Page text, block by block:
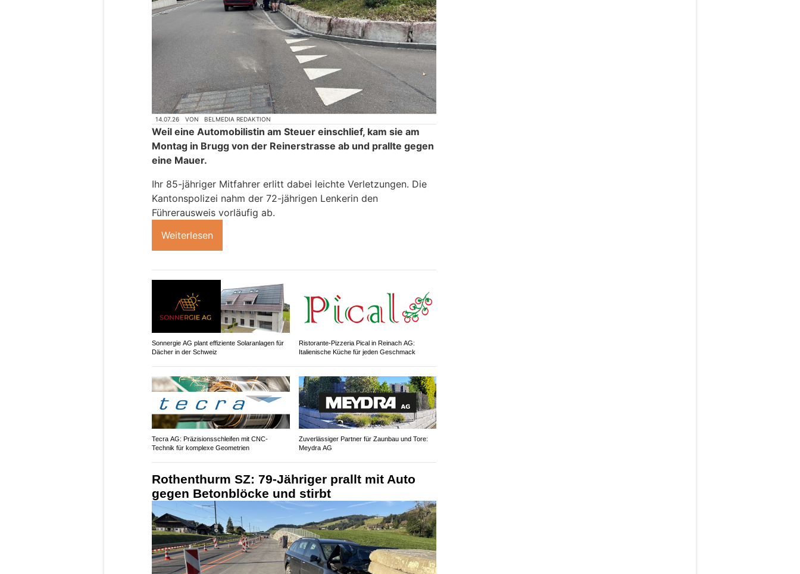
14.07.26 VON BELMEDIA REDAKTION
Weil eine Automobilistin am Steuer einschlief, kam sie am
Montag in Brugg von der Reinerstrasse ab und prallte gegen
eine Mauer.
Ihr 85-jähriger Mitfahrer erlitt dabei leichte Verletzungen. Die
Kantonspolizei nahm der 72-jährigen Lenkerin den
Führerausweis vorläufig ab.
Weiterlesen
Sonnergie AG plant effiziente Solaranlagen für
Dächer in der Schweiz
Ristorante-Pizzeria Pical in Reinach AG:
Italienische Küche für jeden Geschmack
Tecra AG: Präzisionsschleifen mit CNC-
Technik für komplexe Geometrien
Zuverlässiger Partner für Zaunbau und Tore:
Meydra AG
Rothenthurm SZ: 79-Jähriger prallt mit Auto
gegen Betonblöcke und stirbt